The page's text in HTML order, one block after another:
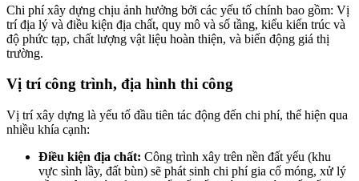
Chi phí xây dựng chịu ảnh hưởng bởi các yếu tố chính bao gồm: Vị
trí địa lý và điều kiện địa chất, quy mô và số tầng, kiểu kiến trúc và
độ phức tạp, chất lượng vật liệu hoàn thiện, và biến động giá thị
trường.
Vị trí công trình, địa hình thi công
Vị trí xây dựng là yếu tố đầu tiên tác động đến chi phí, thể hiện qua
nhiều khía cạnh:
Điều kiện địa chất: Công trình xây trên nền đất yếu (khu
vực sình lầy, đất bùn) sẽ phát sinh chi phí gia cố móng, xử lý